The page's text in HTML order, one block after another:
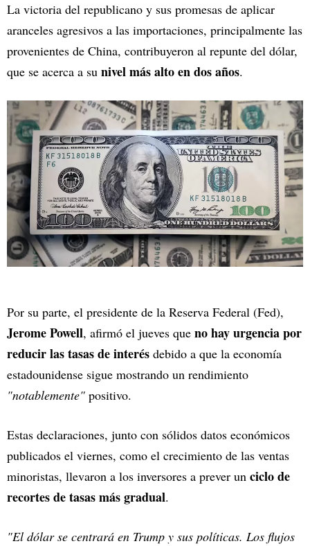
La victoria del republicano y sus promesas de aplicar
aranceles agresivos a las importaciones, principalmente las
provenientes de China, contribuyeron al repunte del dólar,
que se acerca a su nivel más alto en dos años.
Por su parte, el presidente de la Reserva Federal (Fed),
Jerome Powell, afirmó el jueves que no hay urgencia por
reducir las tasas de interés debido a que la economía
estadounidense sigue mostrando un rendimiento
"notablemente" positivo.
Estas declaraciones, junto con sólidos datos económicos
publicados el viernes, como el crecimiento de las ventas
minoristas, llevaron a los inversores a prever un ciclo de
recortes de tasas más gradual.
"El dólar se centrará en Trump y sus políticas. Los flujos